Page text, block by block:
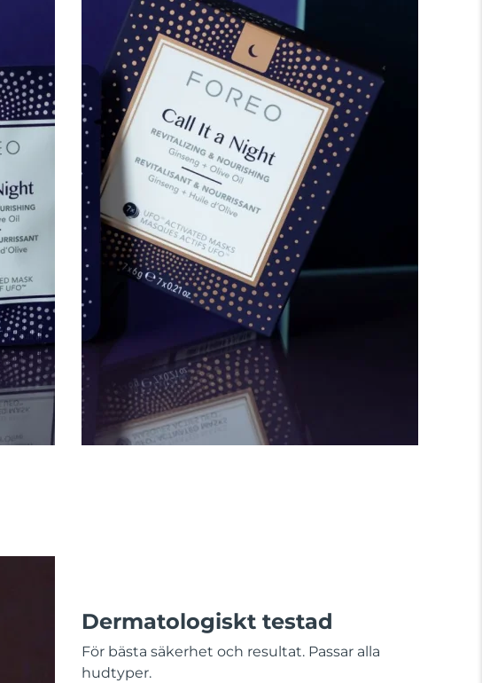
Dermatologiskt testad
För bästa säkerhet och resultat. Passar alla
hudtyper.